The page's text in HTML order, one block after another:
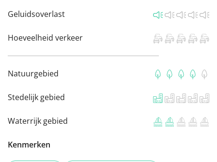
Geluidsoverlast
Hoeveelheid verkeer
Natuurgebied
Stedelijk gebied
Waterrijk gebied
Kenmerken